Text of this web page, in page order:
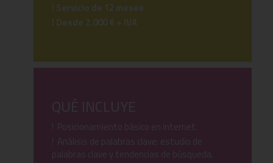
! Servicio de 12 meses
! Desde 2.000 € + IVA
QUÉ INCLUYE
! Posicionamiento básico en internet.
! Análisis de palabras clave: estudio de
palabras clave y tendencias de búsqueda.